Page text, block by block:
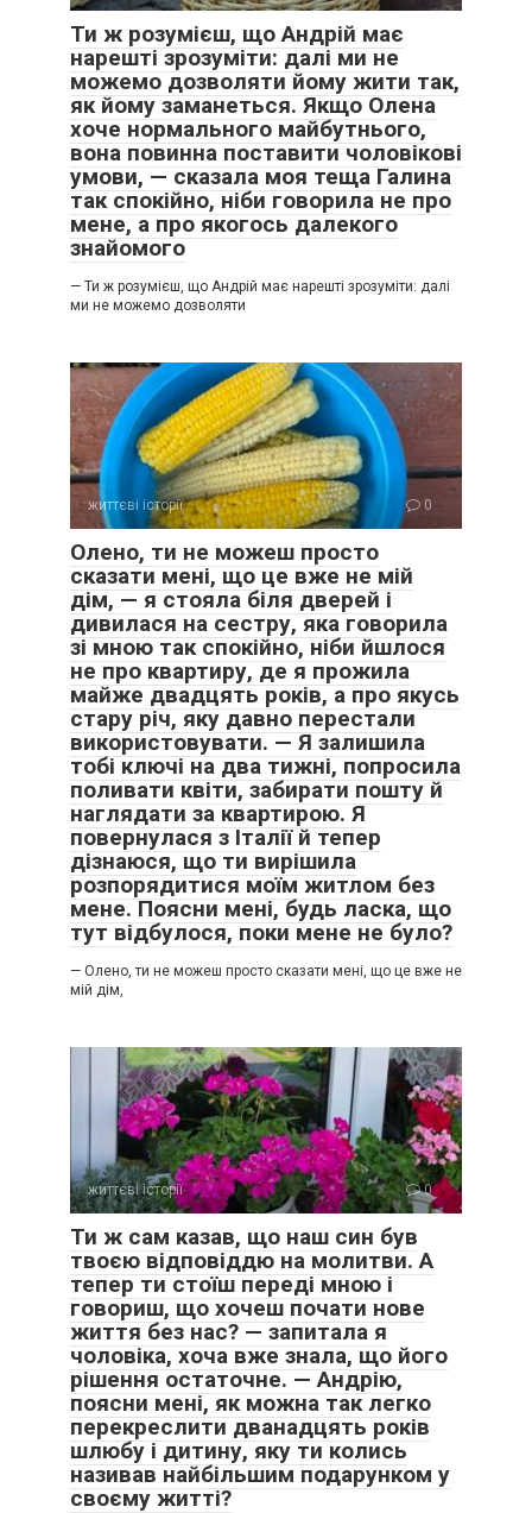
Ти ж розумієш, що Андрій має
нарешті зрозуміти: далі ми не
можемо дозволяти йому жити так,
як йому заманеться. Якщо Олена
хоче нормального майбутнього,
вона повинна поставити чоловікові
умови, — сказала моя теща Галина
так спокійно, ніби говорила не про
мене, а про якогось далекого
знайомого
— Ти ж розумієш, що Андрій має нарешті зрозуміти: далі
ми не можемо дозволяти
життєві історії 0
Олено, ти не можеш просто
сказати мені, що це вже не мій
дім, — я стояла біля дверей і
дивилася на сестру, яка говорила
зі мною так спокійно, ніби йшлося
не про квартиру, де я прожила
майже двадцять років, а про якусь
стару річ, яку давно перестали
використовувати. — Я залишила
тобі ключі на два тижні, попросила
поливати квіти, забирати пошту й
наглядати за квартирою. Я
повернулася з Італії й тепер
дізнаюся, що ти вирішила
розпорядитися моїм житлом без
мене. Поясни мені, будь ласка, що
тут відбулося, поки мене не було?
— Олено, ти не можеш просто сказати мені, що це вже не
мій дім,
життєві історії 0
Ти ж сам казав, що наш син був
твоєю відповіддю на молитви. А
тепер ти стоїш переді мною і
говориш, що хочеш почати нове
життя без нас? — запитала я
чоловіка, хоча вже знала, що його
рішення остаточне. — Андрію,
поясни мені, як можна так легко
перекреслити дванадцять років
шлюбу і дитину, яку ти колись
називав найбільшим подарунком у
своєму житті?